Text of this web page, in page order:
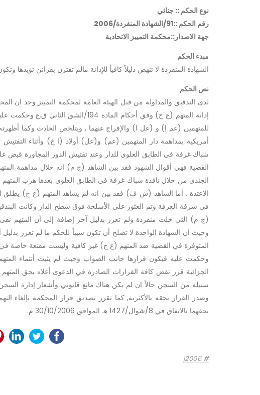
نوع الحكم :: جنائي
رقم الحكم ::91/الشهادة المنفردة/2006
جهة الاصدار::محكمة التمييز الاتحادية
مبدء الحكم
الشهادة المنفردة لا تنهض دليلاً كافياً للإدانة مالم تقترن بقرائن تؤيدها
نص الحكم
إدانة المتهم (ع ح) وفق أحكام المادة
أمريكية بمداهمة دار المتهمين (عم) و(عل) أولاد (ا خ) وأثناء التفتيش
شباك غرفة في الطابق العلوي للدار وعند تفتيش الدور المجاورة
القضية فهي أقوال الشهود فقد بين الشاهد (ج م) انه خلال مداهمة
الجندي من خلال نافذة شباك غرفة في الطابق العلوي بعدها هرب
الاعتدة , أما الشاهد (ش ف) فقد بين انه لم يشاهد المتهم (ع ح) يطلق
في شرفة الغرفة وتم العثور على الأسلحة فوق سطح الدار وكانت
(ج م) التي خلت منفردة ولم تعزز بدليل آخر إضافة إلى أن المتهم
المتوفرة في القضية ضد المتهم (ع ح) غير كافية وليست مقنعة خاصة
الجزائية قرر نقض كافة القرارات الصادرة في الدعوى أعلاه بحق
سبيله من السجن حالاً ان لم يكن هناك مانع قانوني وأشعار إدارة
وصدر القرار بحقه بالأكثرية, كما تقرر تصديق قرار المحكمة بإلغاء
بحقهما بالاتفاق في 8/شوال/1427 هـ الموافق 30/10/2006 م.
j2006